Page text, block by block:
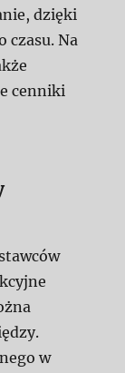
dzięki
czasu. Na
cenniki
w